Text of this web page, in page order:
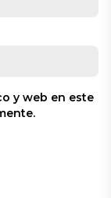
y web en este